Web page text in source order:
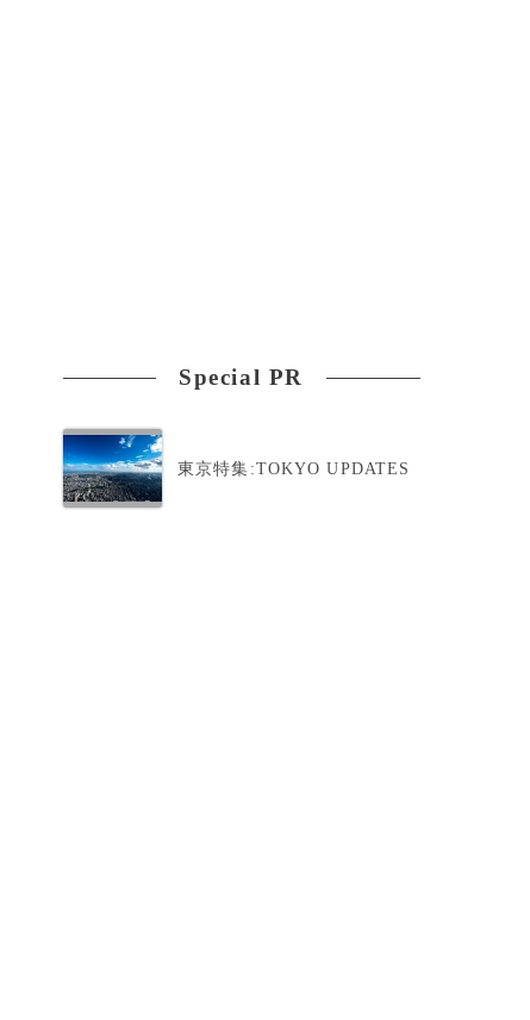
Special PR
東京特集:TOKYO UPDATES